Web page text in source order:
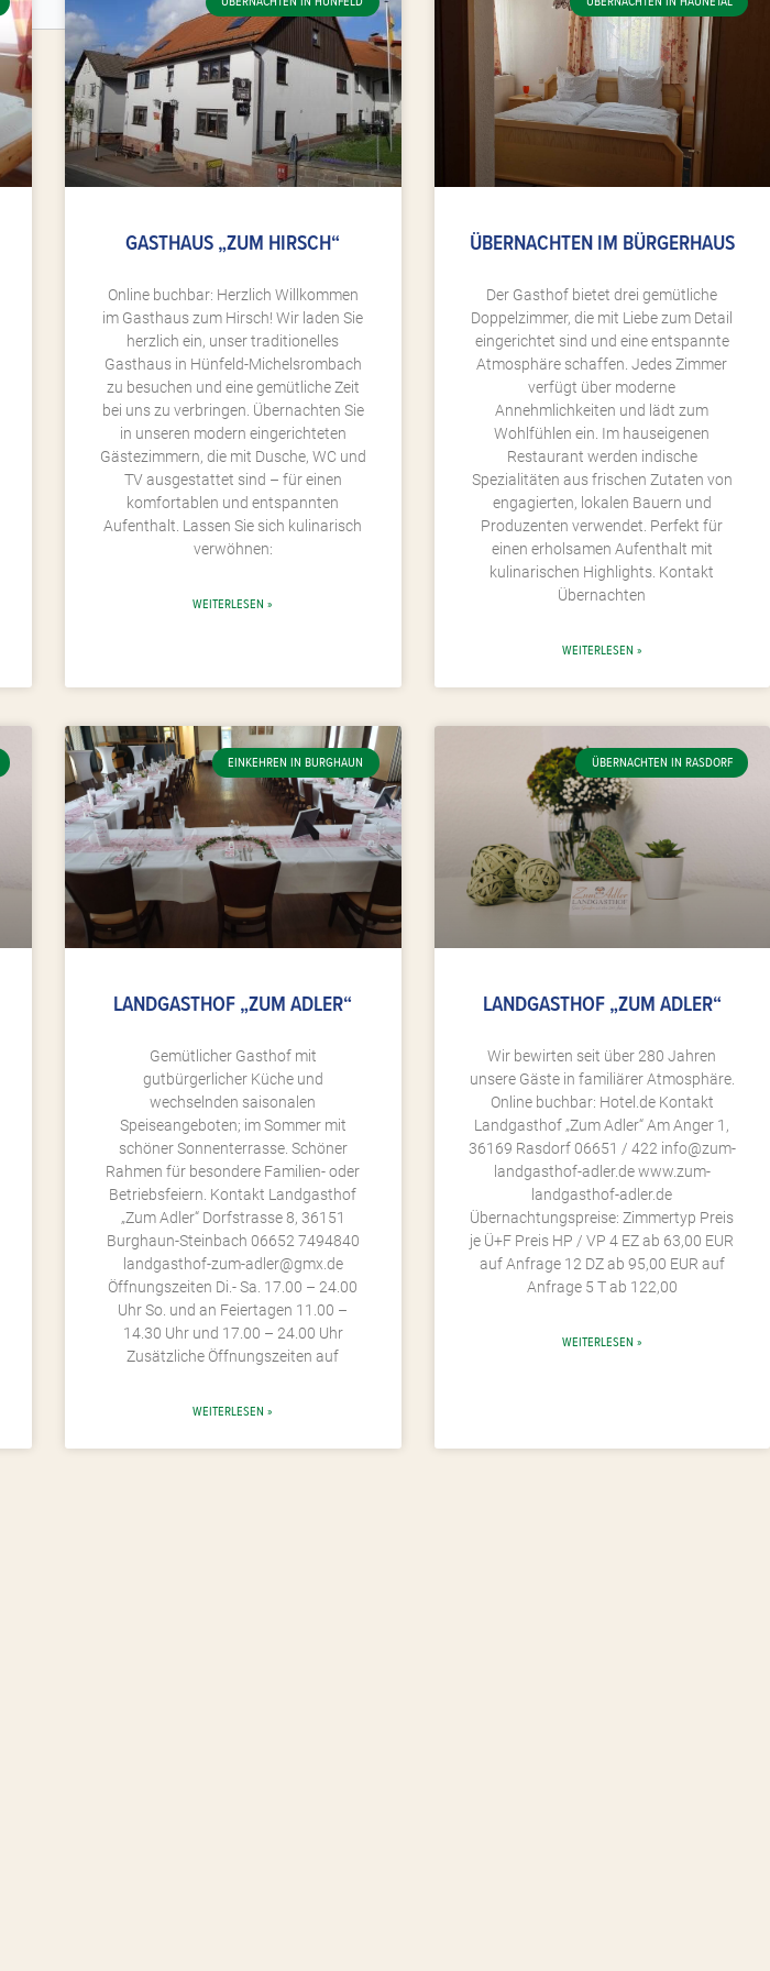
GASTHAUS „ZUM HIRSCH“
Online buchbar: Herzlich Willkommen
im Gasthaus zum Hirsch! Wir laden Sie
herzlich ein, unser traditionelles
Gasthaus in Hünfeld-Michelsrombach
zu besuchen und eine gemütliche Zeit
bei uns zu verbringen. Übernachten Sie
in unseren modern eingerichteten
Gästezimmern, die mit Dusche, WC und
TV ausgestattet sind – für einen
komfortablen und entspannten
Aufenthalt. Lassen Sie sich kulinarisch
verwöhnen:
WEITERLESEN »
ÜBERNACHTEN IM BÜRGERHAUS
Der Gasthof bietet drei gemütliche
Doppelzimmer, die mit Liebe zum Detail
eingerichtet sind und eine entspannte
Atmosphäre schaffen. Jedes Zimmer
verfügt über moderne
Annehmlichkeiten und lädt zum
Wohlfühlen ein. Im hauseigenen
Restaurant werden indische
Spezialitäten aus frischen Zutaten von
engagierten, lokalen Bauern und
Produzenten verwendet. Perfekt für
einen erholsamen Aufenthalt mit
kulinarischen Highlights. Kontakt
Übernachten
WEITERLESEN »
EINKEHREN IN BURGHAUN
LANDGASTHOF „ZUM ADLER“
Gemütlicher Gasthof mit
gutbürgerlicher Küche und
wechselnden saisonalen
Speiseangeboten; im Sommer mit
schöner Sonnenterrasse. Schöner
Rahmen für besondere Familien- oder
Betriebsfeiern. Kontakt Landgasthof
„Zum Adler“ Dorfstrasse 8, 36151
Burghaun-Steinbach 06652 7494840
landgasthof-zum-adler@gmx.de
Öffnungszeiten Di.- Sa. 17.00 – 24.00
Uhr So. und an Feiertagen 11.00 –
14.30 Uhr und 17.00 – 24.00 Uhr
Zusätzliche Öffnungszeiten auf
WEITERLESEN »
ÜBERNACHTEN IN RASDORF
LANDGASTHOF „ZUM ADLER“
Wir bewirten seit über 280 Jahren
unsere Gäste in familiärer Atmosphäre.
Online buchbar: Hotel.de Kontakt
Landgasthof „Zum Adler“ Am Anger 1,
36169 Rasdorf 06651 / 422 info@zum-
landgasthof-adler.de www.zum-
landgasthof-adler.de
Übernachtungspreise: Zimmertyp Preis
je Ü+F Preis HP / VP 4 EZ ab 63,00 EUR
auf Anfrage 12 DZ ab 95,00 EUR auf
Anfrage 5 T ab 122,00
WEITERLESEN »